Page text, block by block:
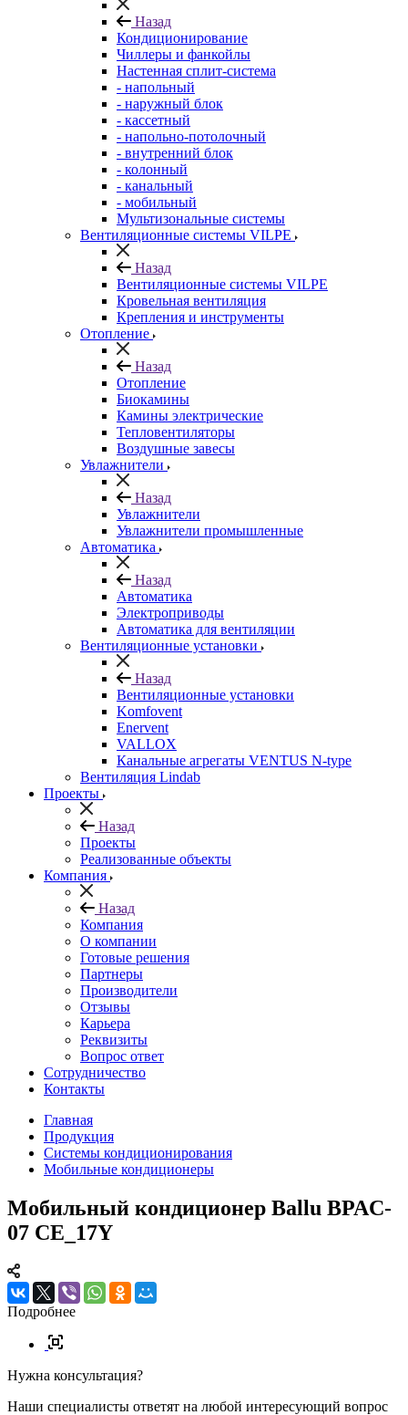
Назад
Кондиционирование
Чиллеры и фанкойлы
Настенная сплит-система
- напольный
- наружный блок
- кассетный
- напольно-потолочный
- внутренний блок
- колонный
- канальный
- мобильный
Мультизональные системы
Вентиляционные системы VILPE
Назад
Вентиляционные системы VILPE
Кровельная вентиляция
Крепления и инструменты
Отопление
Назад
Отопление
Биокамины
Камины электрические
Тепловентиляторы
Воздушные завесы
Увлажнители
Назад
Увлажнители
Увлажнители промышленные
Автоматика
Назад
Автоматика
Электроприводы
Автоматика для вентиляции
Вентиляционные установки
Назад
Вентиляционные установки
Komfovent
Enervent
VALLOX
Канальные агрегаты VENTUS N-type
Вентиляция Lindab
Проекты
Назад
Проекты
Реализованные объекты
Компания
Назад
Компания
О компании
Готовые решения
Партнеры
Производители
Отзывы
Карьера
Реквизиты
Вопрос ответ
Сотрудничество
Контакты
Главная
Продукция
Системы кондиционирования
Мобильные кондиционеры
Мобильный кондиционер Ballu BPAC-
07 CE_17Y
Подробнее
Нужна консультация?
Наши специалисты ответят на любой интересующий вопрос